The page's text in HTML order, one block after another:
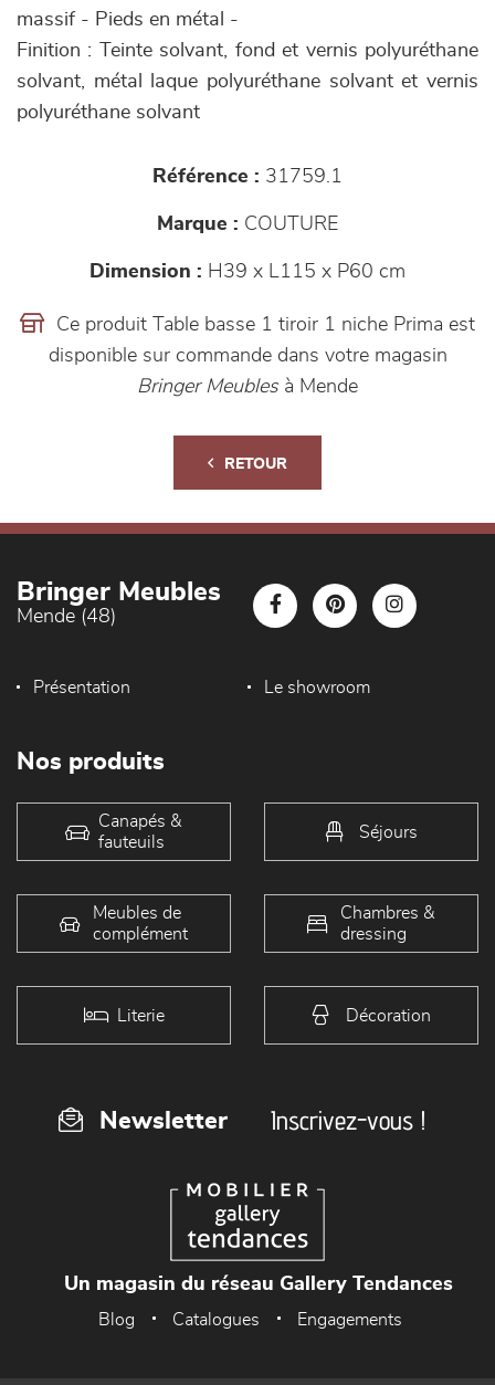
massif - Pieds en métal -
Finition : Teinte solvant, fond et vernis polyuréthane
solvant, métal laque polyuréthane solvant et vernis
polyuréthane solvant
Référence : 31759.1
Marque : COUTURE
Dimension : H39 x L115 x P60 cm
Ce produit Table basse 1 tiroir 1 niche Prima est
disponible sur commande dans votre magasin
Bringer Meublesà Mende
RETOUR
Bringer Meubles
Mende (48)
Présentation Le showroom
Nos produits
Canapés &
fauteuils
Séjours
Meubles de
complément
Chambres &
dressing
Literie Décoration
Newsletter Inscrivez-vous !
Un magasin du réseau Gallery Tendances
Blog Catalogues Engagements